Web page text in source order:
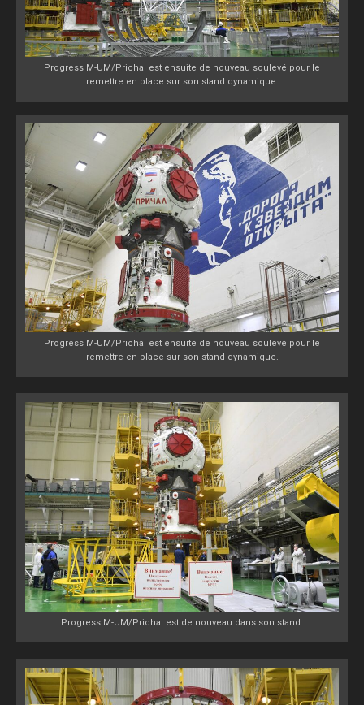
Progress M-UM/Prichal est ensuite de nouveau soulevé pour le
remettre en place sur son stand dynamique.
Progress M-UM/Prichal est ensuite de nouveau soulevé pour le
remettre en place sur son stand dynamique.
Progress M-UM/Prichal est de nouveau dans son stand.